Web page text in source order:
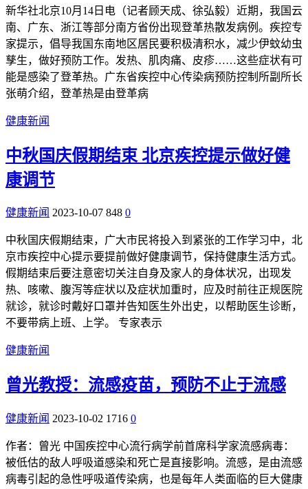
新华社北京10月14日电（记者顾天成、徐弘毅）近期，我国云
南、广东、浙江等部分南方省份出现登革热散发病例。疾控专
家提示，倡导我国东南地区居民要积极清积水，减少伊蚊幼虫
孳生，做好预防工作。发热、肌肉痛、皮疹……这些症状有可
能是感染了登革热。广东省疾控中心传染病预防控制所副所长
张萌介绍，登革热是由登革病
健康新闻
中秋国庆假期结束 北京疾控提示做好健
康调节
健康新闻 2023-10-07 848 0
中秋国庆假期结束，广大市民将投入到紧张的工作学习中，北
京市疾控中心提示要提前做好健康调节，保持健康生活方式。
假期结束后要注意密切关注自身及家人的身体状况，出现发
热、咳嗽、腹泻等症状以及症状加重时，应及时前往正规医院
就诊，就诊时戴好口罩并告知医生外出史，以帮助医生诊断，
不要带病上班、上学。 专家表示
健康新闻
曾光教授：流感疫苗，预防不止于流感
健康新闻 2023-10-02 1716 0
作者：曾光 中国疾控中心流行病学前首席科学家流感病毒：
被低估的敌人呼吸道感染和死亡是直接影响。流感，是由流感
病毒引起的急性呼吸道传染病，也是每年人类面临的巨大健康